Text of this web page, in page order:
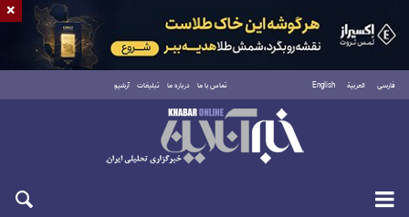
فارسی العربية English تماس با ما درباره ما تبلیغات آرشیو
پنجشنبه ۱۵ مرداد ۱۴۰۵
×